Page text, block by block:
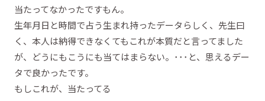
当たってなかったですもん。
生年月日と時間で占う生まれ持ったデータらしく、先生曰
く、本人は納得できなくてもこれが本質だと言ってました
が、どうにもこうにも当てはまらない。･･･と、思えるデー
タで良かったです。
もしこれが、当たってる